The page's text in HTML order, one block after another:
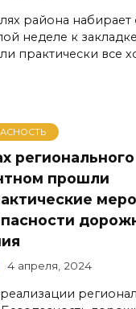
района
неделе к
практически все
прошли
4 апреля, 2024